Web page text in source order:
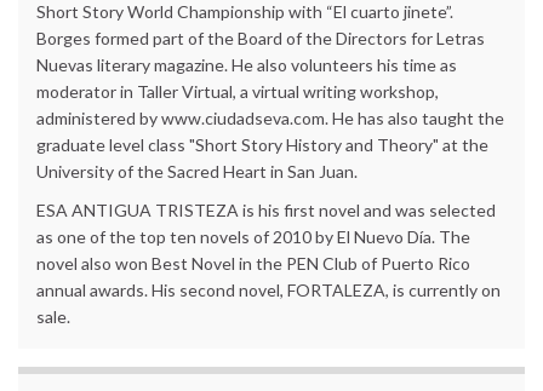
Short Story World Championship with “El cuarto jinete”.
Borges formed part of the Board of the Directors for Letras
Nuevas literary magazine. He also volunteers his time as
moderator in Taller Virtual, a virtual writing workshop,
administered by www.ciudadseva.com. He has also taught the
graduate level class "Short Story History and Theory" at the
University of the Sacred Heart in San Juan.
ESA ANTIGUA TRISTEZA is his first novel and was selected
as one of the top ten novels of 2010 by El Nuevo Día. The
novel also won Best Novel in the PEN Club of Puerto Rico
annual awards. His second novel, FORTALEZA, is currently on
sale.